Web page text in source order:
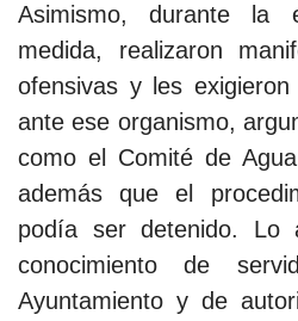
Asimismo, durante la
medida, realizaron
ofensivas y les
ante ese organismo,
como el Comité de
además que el
podía ser detenido. Lo
conocimiento de
Ayuntamiento y de